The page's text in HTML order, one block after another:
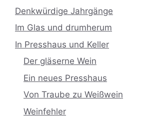
Denkwürdige Jahrgänge
Im Glas und drumherum
In Presshaus und Keller
Der gläserne Wein
Ein neues Presshaus
Von Traube zu Weißwein
Weinfehler